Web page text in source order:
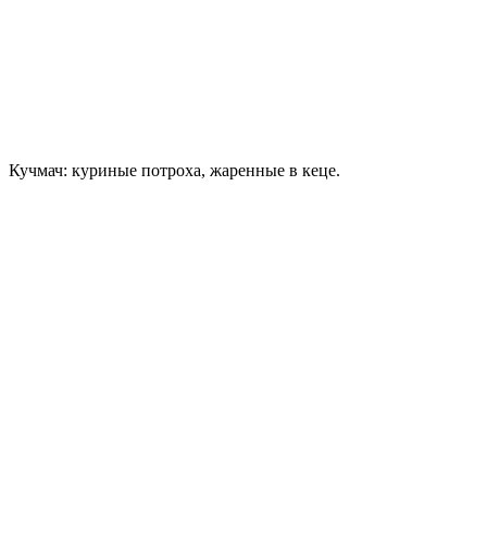
Кучмач: куриные потроха, жаренные в кеце.